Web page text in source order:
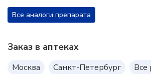
Все аналоги препарата
Заказ в аптеках
Москва Санкт-Петербург Все